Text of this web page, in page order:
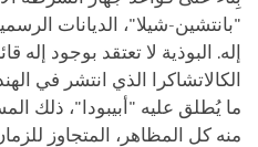
"بانتشين-شيلا"، الديانات
إله. البوذية لا تعتقد بوجود إله
الكالاتشاكرا الذي انتشر في
ما يُطلق عليه "أبيبودا"، ذلك
منه كل المظاهر، المتجاوز